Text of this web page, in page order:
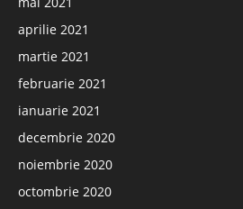
aprilie 2021
martie 2021
februarie 2021
ianuarie 2021
decembrie 2020
noiembrie 2020
octombrie 2020